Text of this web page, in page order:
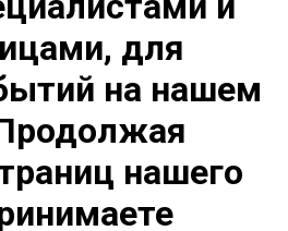
для
на нашем
нашего